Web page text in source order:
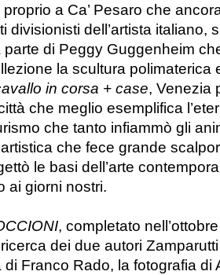
a Ca’ Pesaro che
divisionisti dell’artista italiano,
di Peggy Guggenheim
la scultura polimaterica
in corsa + case, Venezia
che meglio esemplifica
che tanto infiammò gli
che fece grande
le basi dell’arte
ai giorni nostri.
, completato
dei due autori
Franco Rado, la fotografia di